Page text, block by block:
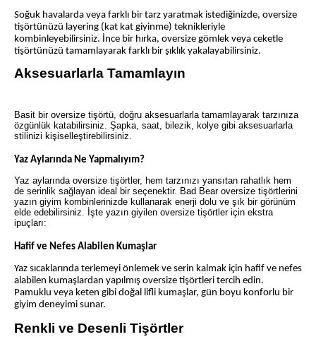
Soğuk havalarda veya farklı bir tarz yaratmak istediğinizde, oversize
tişörtünüzü layering (kat kat giyinme) teknikleriyle
kombinleyebilirsiniz. İnce bir hırka, oversize gömlek veya ceketle
tişörtünüzü tamamlayarak farklı bir şıklık yakalayabilirsiniz.
Aksesuarlarla Tamamlayın
Basit bir oversize tişörtü, doğru aksesuarlarla tamamlayarak tarzınıza
özgünlük katabilirsiniz. Şapka, saat, bilezik, kolye gibi aksesuarlarla
stilinizi kişiselleştirebilirsiniz.
Yaz Aylarında Ne Yapmalıyım?
Yaz aylarında oversize tişörtler, hem tarzınızı yansıtan rahatlık hem
de serinlik sağlayan ideal bir seçenektir. Bad Bear oversize tişörtlerini
yazın giyim kombinlerinizde kullanarak enerji dolu ve şık bir görünüm
elde edebilirsiniz. İşte yazın giyilen oversize tişörtler için ekstra
ipuçları:
Hafif ve Nefes Alabilen Kumaşlar
Yaz sıcaklarında terlemeyi önlemek ve serin kalmak için hafif ve nefes
alabilen kumaşlardan yapılmış oversize tişörtleri tercih edin.
Pamuklu veya keten gibi doğal lifli kumaşlar, gün boyu konforlu bir
giyim deneyimi sunar.
Renkli ve Desenli Tişörtler